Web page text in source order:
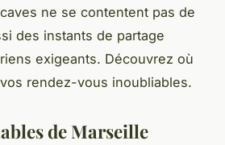
ne se contentent pas de
des instants de partage
exigeants. Découvrez où
rendez-vous inoubliables.
de Marseille